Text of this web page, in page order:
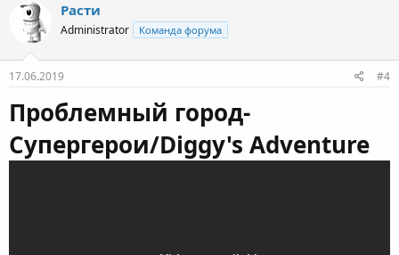
Расти
Administrator Команда форума
17.06.2019 #4
Проблемный город-
Супергерои/Diggy's Adventure